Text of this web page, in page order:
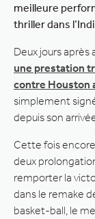
meilleure
thriller dans
Deux jours après
une prestation
contre Houston
simplement
depuis son
Cette fois
deux
remporter la
dans le remake
basket-ball, le